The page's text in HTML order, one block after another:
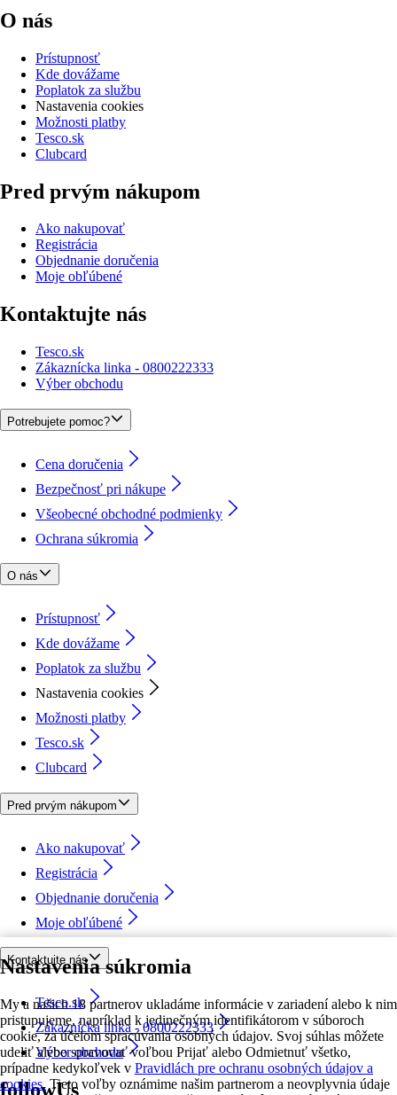
Nastavenia súkromia
My a našich 18 partnerov ukladáme informácie v zariadení alebo k nim
pristupujeme, napríklad k jedinečným identifikátorom v súboroch
cookie, za účelom spracúvania osobných údajov. Svoj súhlas môžete
udeliť alebo spravovať voľbou Prijať alebo Odmietnuť všetko,
prípadne kedykoľvek v Pravidlách pre ochranu osobných údajov a
cookies. Tieto voľby oznámime našim partnerom a neovplyvnia údaje
O nás
Prístupnosť
Kde dovážame
Poplatok za službu
Nastavenia cookies
Možnosti platby
Tesco.sk
Clubcard
Pred prvým nákupom
Ako nakupovať
Registrácia
Objednanie doručenia
Moje obľúbené
Kontaktujte nás
Tesco.sk
Zákaznícka linka - 0800222333
Výber obchodu
Potrebujete pomoc?
Cena doručenia
Bezpečnosť pri nákupe
Všeobecné obchodné podmienky
Ochrana súkromia
O nás
Prístupnosť
Kde dovážame
Poplatok za službu
Nastavenia cookies
Možnosti platby
Tesco.sk
Clubcard
Pred prvým nákupom
Ako nakupovať
Registrácia
Objednanie doručenia
Moje obľúbené
Kontaktujte nás
Tesco.sk
Zákaznícka linka - 0800222333
Výber obchodu
followUs